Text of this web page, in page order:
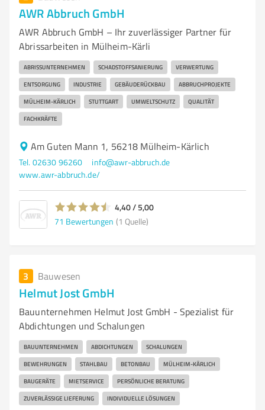
AWR Abbruch GmbH
AWR Abbruch GmbH – Ihr zuverlässiger Partner für
Abrissarbeiten in Mülheim-Kärli
ABRISSUNTERNEHMEN SCHADSTOFFSANIERUNG VERWERTUNG
ENTSORGUNG INDUSTRIE GEBÄUDERÜCKBAU ABBRUCHPROJEKTE
MÜLHEIM-KÄRLICH STUTTGART UMWELTSCHUTZ QUALITÄT
FACHKRÄFTE
Am Guten Mann 1, 56218 Mülheim-Kärlich
Tel. 02630 96260
info@awr-abbruch.de
www.awr-abbruch.de/
4,40 / 5,00
71 Bewertungen (1 Quelle)
3 Bauwesen
Helmut Jost GmbH
Bauunternehmen Helmut Jost GmbH - Spezialist für
Abdichtungen und Schalungen
BAUUNTERNEHMEN ABDICHTUNGEN SCHALUNGEN
BEWEHRUNGEN STAHLBAU BETONBAU MÜLHEIM-KÄRLICH
BAUGERÄTE MIETSERVICE PERSÖNLICHE BERATUNG
ZUVERLÄSSIGE LIEFERUNG INDIVIDUELLE LÖSUNGEN